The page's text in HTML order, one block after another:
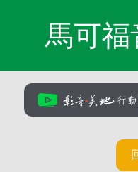
馬可福